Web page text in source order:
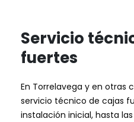
Servicio
fuertes
En Torrelavega y en otras
servicio técnico de cajas
instalación inicial, hasta